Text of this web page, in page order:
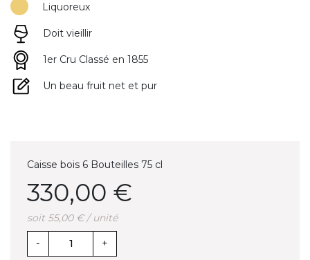
Liquoreux
Doit vieillir
1er Cru Classé en 1855
Un beau fruit net et pur
Caisse bois 6 Bouteilles 75 cl
330,00 €
soit 55,00 € / unité
- +